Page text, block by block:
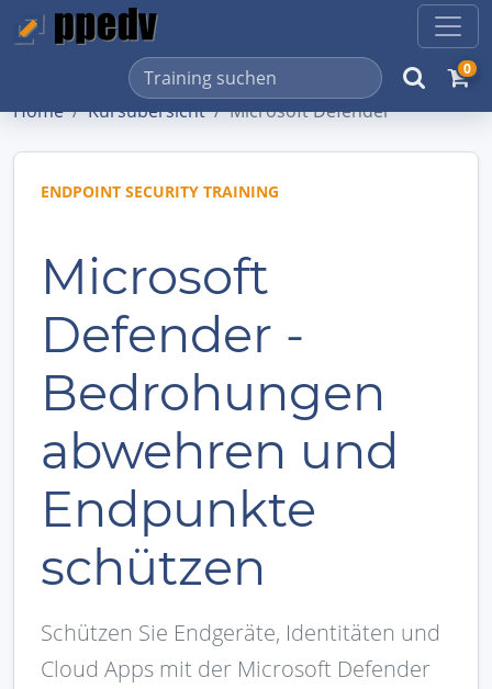
0
Home Kursübersicht Microsoft Defender
ENDPOINT SECURITY TRAINING
Microsoft
Defender -
Bedrohungen
abwehren und
Endpunkte
schützen
Schützen Sie Endgeräte, Identitäten und
Cloud Apps mit der Microsoft Defender